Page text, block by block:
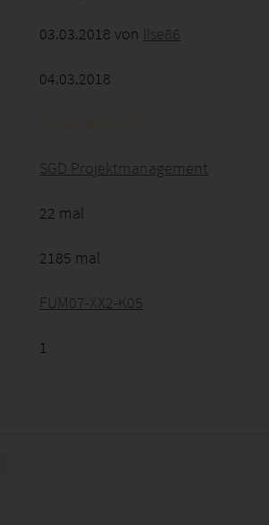
03.03.2018 von Ilse86
04.03.2018
SGD Projektmanagement
22 mal
2185 mal
FUM07-XX2-K05
1